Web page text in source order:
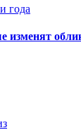
года
изменят